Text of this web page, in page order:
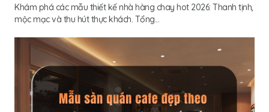
Khám phá các mẫu thiết kế nhà hàng chay hot 2026: Thanh tịnh,
mộc mạc và thu hút thực khách. Tổng...